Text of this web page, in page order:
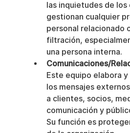
las inquietudes de
gestionan cualquier
personal relacionado
filtración,
una persona interna.
Comunicaciones/
Este equipo elabora
los mensajes
a clientes, socios,
comunicación y
Su función es